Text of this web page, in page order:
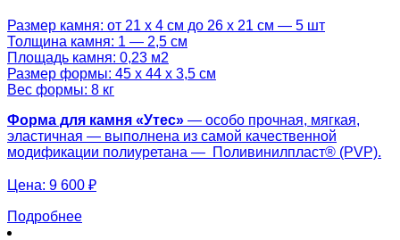
Размер камня: от 21 х 4 см до 26 х 21 см — 5 шт
Толщина камня: 1 — 2,5 см
Площадь камня: 0,23 м2
Размер формы: 45 х 44 х 3,5 см
Вес формы: 8 кг
Форма для камня «Утес» — особо прочная, мягкая,
эластичная — выполнена из самой качественной
модификации полиуретана — Поливинилпласт® (PVP).
Цена: 9 600 ₽
Подробнее